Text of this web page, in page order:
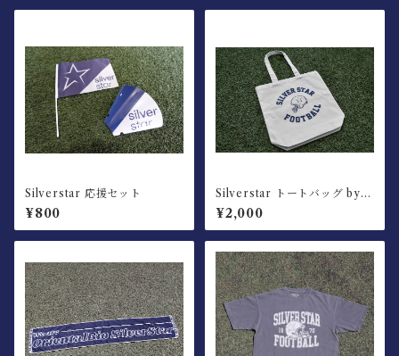
Silverstar 応援セット
¥800
Silverstar トートバッグ by O
RGABITS
¥2,000